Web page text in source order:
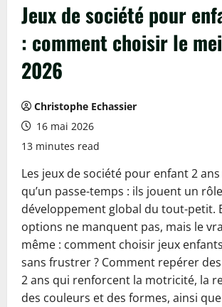
Jeux de société pour
: comment choisir le
2026
Christophe Echassier
16 mai 2026
13 minutes read
Les jeux de société pour enfant 2
qu’un passe-temps : ils jouent un
développement global du tout-petit.
options ne manquent pas, mais le
même : comment choisir jeux
sans frustrer ? Comment repérer
2 ans qui renforcent la motricité, la
des couleurs et des formes, ainsi